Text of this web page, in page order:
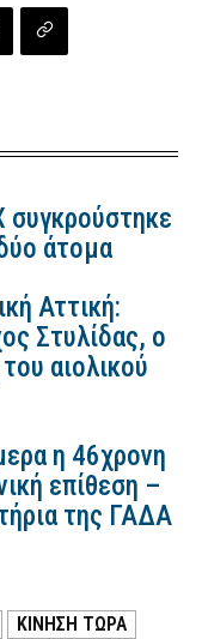
συγκρούστηκε
άτομα
Αττική:
Στυλίδας, ο
αιολικού
η 46χρονη
επίθεση –
της ΓΑΔΑ
ΚΊΝΗΣΗ ΤΏΡΑ